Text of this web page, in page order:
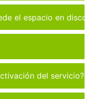
el espacio en disco
del servicio?